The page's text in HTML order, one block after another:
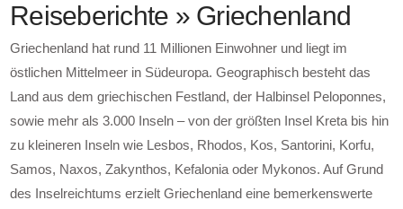
Reiseberichte » Griechenland
Griechenland hat rund 11 Millionen Einwohner und liegt im
östlichen Mittelmeer in Südeuropa. Geographisch besteht das
Land aus dem griechischen Festland, der Halbinsel Peloponnes,
sowie mehr als 3.000 Inseln – von der größten Insel Kreta bis hin
zu kleineren Inseln wie Lesbos, Rhodos, Kos, Santorini, Korfu,
Samos, Naxos, Zakynthos, Kefalonia oder Mykonos. Auf Grund
des Inselreichtums erzielt Griechenland eine bemerkenswerte